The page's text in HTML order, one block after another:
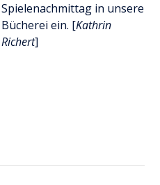
Spielenachmittag in unsere
Bücherei ein. [Kathrin
Richert]